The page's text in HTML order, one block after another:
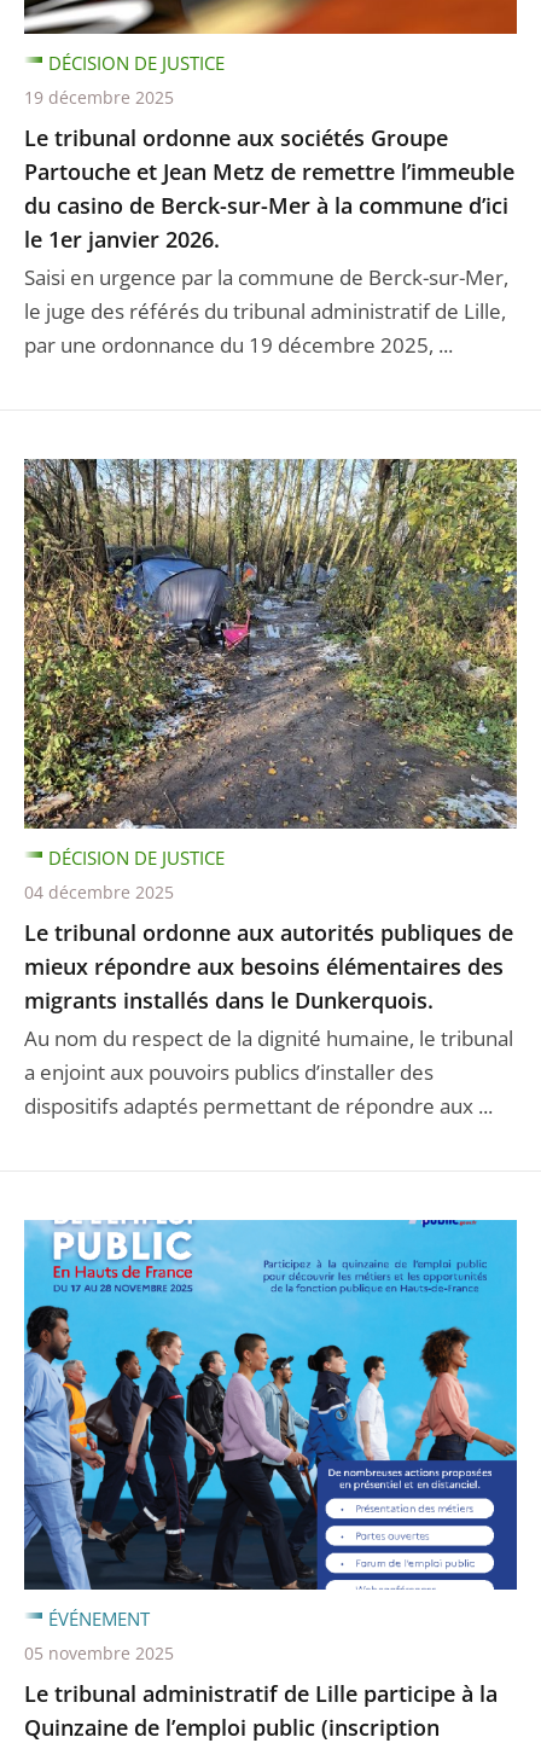
Le tribunal ordonne aux sociétés Groupe
Partouche et Jean Metz de remettre l’immeuble
du casino de Berck-sur-Mer à la commune d’ici
le 1er janvier 2026.
Saisi en urgence par la commune de Berck-sur-Mer,
le juge des référés du tribunal administratif de Lille,
par une ordonnance du 19 décembre 2025, ...
DÉCISION DE JUSTICE
19 décembre 2025
Le tribunal ordonne aux autorités publiques de
mieux répondre aux besoins élémentaires des
migrants installés dans le Dunkerquois.
Au nom du respect de la dignité humaine, le tribunal
a enjoint aux pouvoirs publics d’installer des
dispositifs adaptés permettant de répondre aux ...
DÉCISION DE JUSTICE
04 décembre 2025
Le tribunal administratif de Lille participe à la
Quinzaine de l’emploi public (inscription
ÉVÉNEMENT
05 novembre 2025